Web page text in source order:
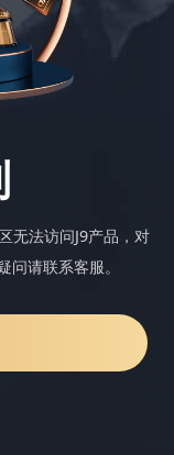
无法访问J9产品，对
请联系客服。